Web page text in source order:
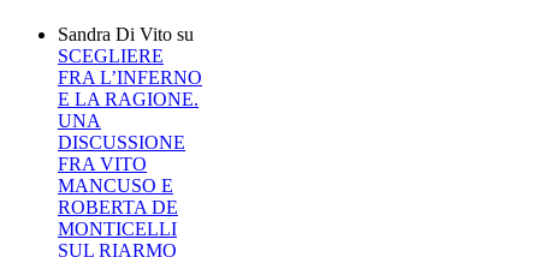
Sandra Di Vito su
SCEGLIERE
FRA L’INFERNO
E LA RAGIONE.
UNA
DISCUSSIONE
FRA VITO
MANCUSO E
ROBERTA DE
MONTICELLI
SUL RIARMO